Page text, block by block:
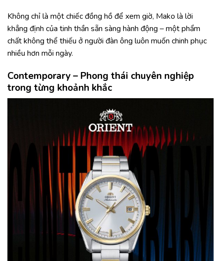
Không chỉ là một chiếc đồng hồ để xem giờ, Mako là lời
khẳng định của tinh thần sẵn sàng hành động – một phẩm
chất không thể thiếu ở người đàn ông luôn muốn chinh phục
nhiều hơn mỗi ngày.
Contemporary – Phong thái chuyên nghiệp
trong từng khoảnh khắc